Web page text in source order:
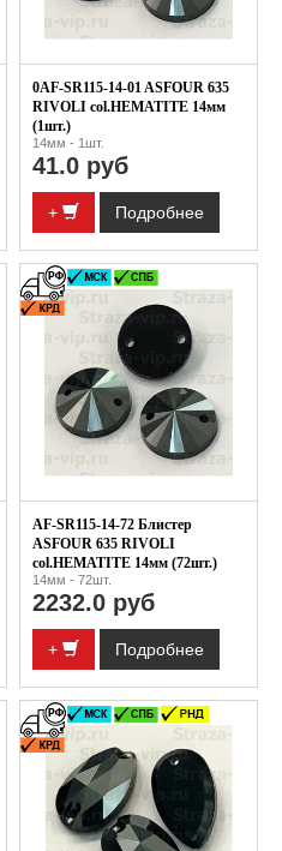
0AF-SR115-14-01 ASFOUR 635
RIVOLI col.HEMATITE 14мм
(1шт.)
14мм - 1шт.
41.0 руб
+ Подробнее
AF-SR115-14-72 Блистер
ASFOUR 635 RIVOLI
col.HEMATITE 14мм (72шт.)
14мм - 72шт.
2232.0 руб
+ Подробнее